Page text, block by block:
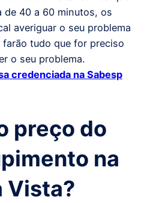
de 40 a 60 minutos, os
averiguar o seu problema
tudo que for preciso
o seu problema.
credenciada na Sabesp
preço do
na
Vista?